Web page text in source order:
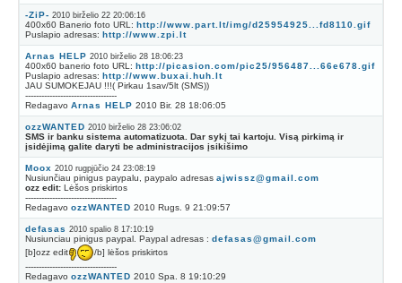
-ZiP- 2010 birželio 22 20:06:16
400x60 Banerio foto URL: http://www.part.lt/img/d25954925...fd8110.gif
Puslapio adresas: http://www.zpi.lt
Arnas HELP 2010 birželio 28 18:06:23
400x60 banerio foto URL: http://picasion.com/pic25/956487...66e678.gif
Puslapio adresas: http://www.buxai.huh.lt
JAU SUMOKEJAU !!!( Pirkau 1sav/5lt (SMS))
----------------------------------
Redagavo Arnas HELP 2010 Bir. 28 18:06:05
ozzWANTED 2010 birželio 28 23:06:02
SMS ir banku sistema automatizuota. Dar sykį tai kartoju. Visą pirkimą ir
įsidėjimą galite daryti be administracijos įsikišimo
Moox 2010 rugpjūčio 24 23:08:19
Nusiunčiau pinigus paypalu, paypalo adresas ajwissz@gmail.com
ozz edit:Lėšos priskirtos
----------------------------------
Redagavo ozzWANTED 2010 Rugs. 9 21:09:57
defasas 2010 spalio 8 17:10:19
Nusiunciau pinigus paypal. Paypal adresas : defasas@gmail.com
[b]ozz edit
/b] lėšos priskirtos
----------------------------------
Redagavo ozzWANTED 2010 Spa. 8 19:10:29